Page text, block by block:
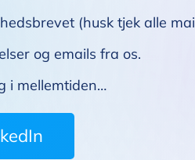
(husk tjek alle
og emails fra os.
i mellemtiden…